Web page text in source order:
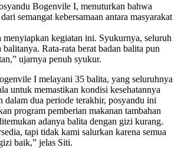
Bogenvile I, menuturkan bahwa
semangat kebersamaan antara masyarakat
menyiapkan kegiatan ini. Syukurnya, seluruh
Rata-rata berat badan balita pun
ujarnya penuh syukur.
I melayani 35 balita, yang seluruhnya
untuk memastikan kondisi kesehatannya
dalam dua periode terakhir, posyandu ini
program pemberian makanan tambahan
adanya balita dengan gizi kurang.
tapi tidak kami salurkan karena semua
baik,” jelas Siti.